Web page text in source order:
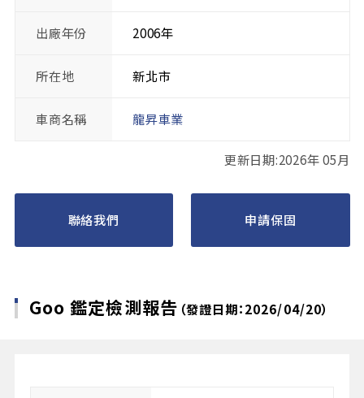
出廠年份 2006年
所在地 新北市
車商名稱 龍昇車業
更新日期:2026年 05月
聯絡我們 申請保固
Goo 鑑定檢測報告 （發證日期：2026/04/20）